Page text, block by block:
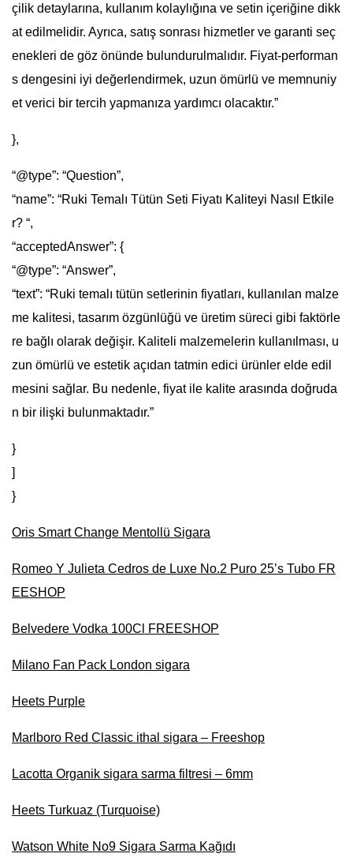
çilik detaylarına, kullanım kolaylığına ve setin içeriğine dikk
at edilmelidir. Ayrıca, satış sonrası hizmetler ve garanti seç
enekleri de göz önünde bulundurulmalıdır. Fiyat-performan
s dengesini iyi değerlendirmek, uzun ömürlü ve memnuniy
et verici bir tercih yapmanıza yardımcı olacaktır.”
},
“@type”: “Question”,
“name”: “Ruki Temalı Tütün Seti Fiyatı Kaliteyi Nasıl Etkile
r? “,
“acceptedAnswer”: {
“@type”: “Answer”,
“text”: “Ruki temalı tütün setlerinin fiyatları, kullanılan malze
me kalitesi, tasarım özgünlüğü ve üretim süreci gibi faktörle
re bağlı olarak değişir. Kaliteli malzemelerin kullanılması, u
zun ömürlü ve estetik açıdan tatmin edici ürünler elde edil
mesini sağlar. Bu nedenle, fiyat ile kalite arasında doğruda
n bir ilişki bulunmaktadır.”
}
]
}
Oris Smart Change Mentollü Sigara
Romeo Y Julieta Cedros de Luxe No.2 Puro 25’s Tubo FR
EESHOP
Belvedere Vodka 100Cl FREESHOP
Milano Fan Pack London sigara
Heets Purple
Marlboro Red Classic ithal sigara – Freeshop
Lacotta Organik sigara sarma filtresi – 6mm
Heets Turkuaz (Turquoise)
Watson White No9 Sigara Sarma Kağıdı